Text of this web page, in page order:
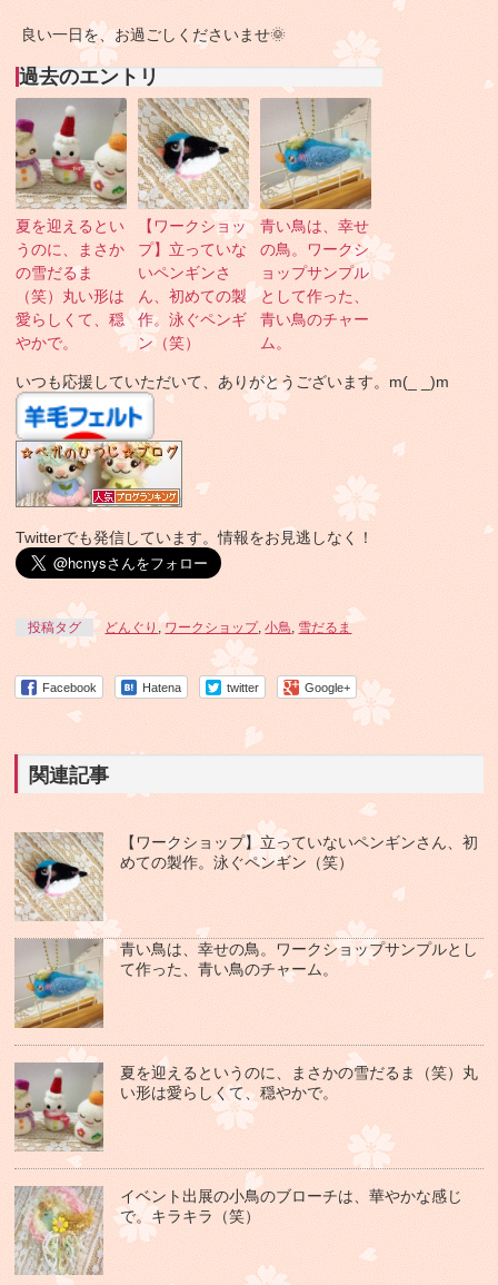
良い一日を、お過ごしくださいませ🌞
過去のエントリ
夏を迎えるとい
うのに、まさか
の雪だるま
（笑）丸い形は
愛らしくて、穏
やかで。
【ワークショッ
プ】立っていな
いペンギンさ
ん、初めての製
作。泳ぐペンギ
ン（笑）
青い鳥は、幸せ
の鳥。ワークシ
ョップサンプル
として作った、
青い鳥のチャー
ム。
いつも応援していただいて、ありがとうございます。m(_ _)m
Twitterでも発信しています。情報をお見逃しなく！
投稿タグ どんぐり ,ワークショップ,小鳥 雪だるま
Facebook Hatena twitter Google+
関連記事
【ワークショップ】立っていないペンギンさん、初
めての製作。泳ぐペンギン（笑）
青い鳥は、幸せの鳥。ワークショップサンプルとし
て作った、青い鳥のチャーム。
夏を迎えるというのに、まさかの雪だるま（笑）丸
い形は愛らしくて、穏やかで。
イベント出展の小鳥のブローチは、華やかな感じ
で。キラキラ（笑）